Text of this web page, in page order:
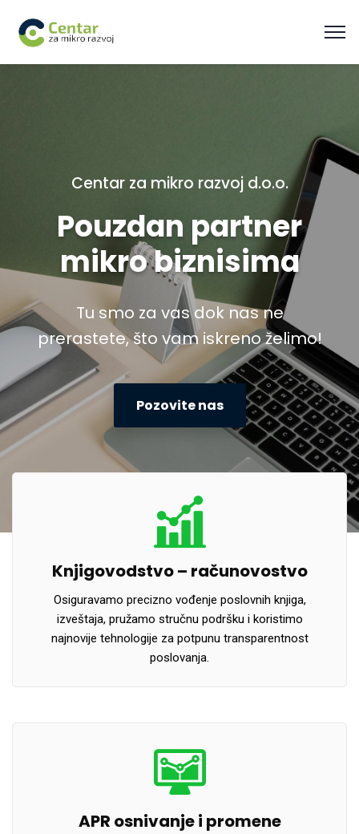
Centar za mikro razvoj d.o.o.
Pouzdan partner
mikro biznisima
Tu smo za vas dok nas ne
prerastete, što vam iskreno želimo!
Pozovite nas
Knjigovodstvo – računovostvo
Osiguravamo precizno vođenje poslovnih knjiga,
izveštaja, pružamo stručnu podršku i koristimo
najnovije tehnologije za potpunu transparentnost
poslovanja.
APR osnivanje i promene